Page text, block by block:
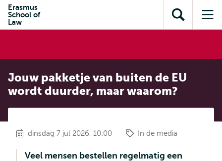
inhoud
Direct naar
subnavigatie
Erasmus
School of
Law
Toon
zoekveld
Jouw pakketje van buiten de EU
wordt duurder, maar waarom?
dinsdag 7 jul 2026, 10:00 In de media
Veel mensen bestellen regelmatig een